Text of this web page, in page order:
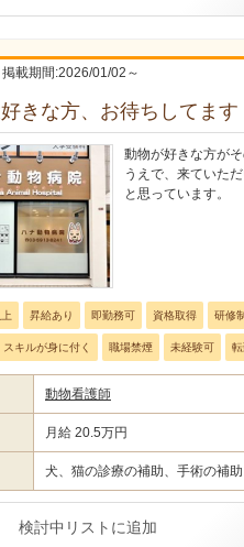
掲載期間:2026/01/02～
きな方、お待ちしてます
動物が好きな方が
うえで、来ていた
と思っています。
昇給あり 即勤務可 資格取得 研修
スキルが身に付く 職場禁煙 未経験可 転
動物看護師
月給 20.5万円
犬、猫の診療の補助、手術の補
検討中リストに追加